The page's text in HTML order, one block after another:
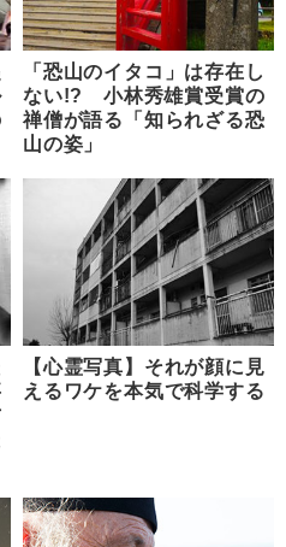
「恐山のイタコ」は存在し
ない!? 小林秀雄賞受賞の
禅僧が語る「知られざる恐
山の姿」
【心霊写真】それが顔に見
えるワケを本気で科学する